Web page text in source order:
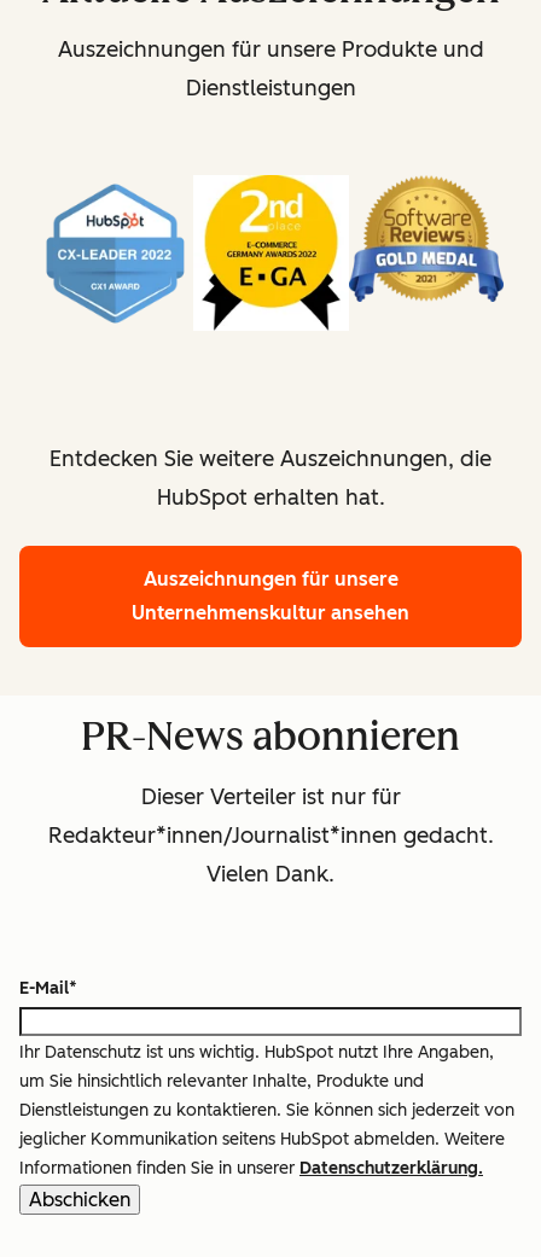
Auszeichnungen für unsere Produkte und
Dienstleistungen
Entdecken Sie weitere Auszeichnungen, die
HubSpot erhalten hat.
Auszeichnungen für unsere
Unternehmenskultur ansehen
PR-News abonnieren
Dieser Verteiler ist nur für
Redakteur*innen/Journalist*innen gedacht.
Vielen Dank.
E-Mail*
Ihr Datenschutz ist uns wichtig. HubSpot nutzt Ihre Angaben,
um Sie hinsichtlich relevanter Inhalte, Produkte und
Dienstleistungen zu kontaktieren. Sie können sich jederzeit von
jeglicher Kommunikation seitens HubSpot abmelden. Weitere
Informationen finden Sie in unserer Datenschutzerklärung.